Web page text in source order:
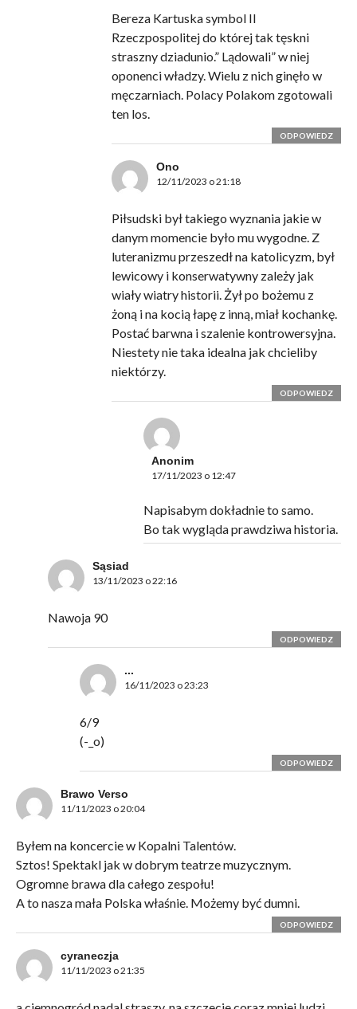
Bereza Kartuska symbol II
Rzeczpospolitej do której tak tęskni
straszny dziadunio.” Lądowali” w niej
oponenci władzy. Wielu z nich ginęło w
męczarniach. Polacy Polakom zgotowali
ten los.
ODPOWIEDZ
Ono
12/11/2023 o 21:18
Piłsudski był takiego wyznania jakie w
danym momencie było mu wygodne. Z
luteranizmu przeszedł na katolicyzm, był
lewicowy i konserwatywny zależy jak
wiały wiatry historii. Żył po bożemu z
żoną i na kocią łapę z inną, miał kochankę.
Postać barwna i szalenie kontrowersyjna.
Niestety nie taka idealna jak chcieliby
niektórzy.
ODPOWIEDZ
Anonim
17/11/2023 o 12:47
Napisabym dokładnie to samo.
Bo tak wygląda prawdziwa historia.
Sąsiad
13/11/2023 o 22:16
Nawoja 90
ODPOWIEDZ
...
16/11/2023 o 23:23
6/9
(-_o)
ODPOWIEDZ
Brawo Verso
11/11/2023 o 20:04
Byłem na koncercie w Kopalni Talentów.
Sztos! Spektakl jak w dobrym teatrze muzycznym.
Ogromne brawa dla całego zespołu!
A to nasza mała Polska właśnie. Możemy być dumni.
ODPOWIEDZ
cyraneczja
11/11/2023 o 21:35